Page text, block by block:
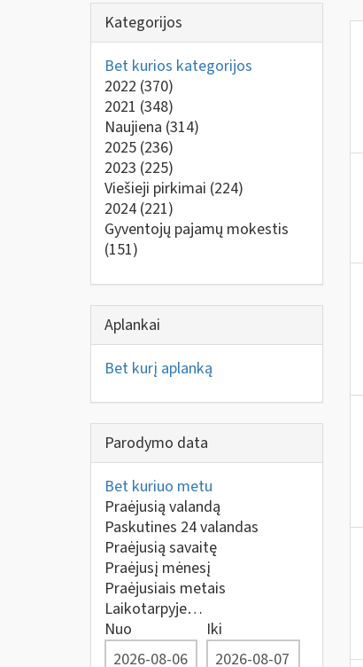
Kategorijos
Bet kurios kategorijos
2022 (370)
2021 (348)
Naujiena (314)
2025 (236)
2023 (225)
Viešieji pirkimai (224)
2024 (221)
Gyventojų pajamų mokestis
(151)
Aplankai
Bet kurį aplanką
Parodymo data
Bet kuriuo metu
Praėjusią valandą
Paskutines 24 valandas
Praėjusią savaitę
Praėjusį mėnesį
Praėjusiais metais
Laikotarpyje…
Nuo
Iki